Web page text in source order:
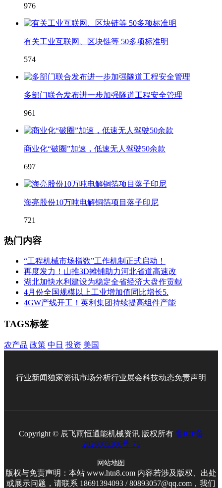
976
有关工业互联网、区块链等 50多项标准明
574
多部门联合发布进一步加强隧道工程安全管理
961
商业化“破圈”加速，低速无人驾驶50余款
697
海亮股份10万吨电解铜箔项目落子印尼
721
热门内容
“工程机械市场指数”工作机制正式启动！
再度发力！山推3D摊铺助力河北省道高速改
湖北加快水利建设为稳定全省经济大盘作贡献
4月份全国规模以上工业增加值同比增长5.
4GW产线开工！英利集团持续提高组件产能
TAGS标签
农产品 政策 中日 投资 美国
行业新闻独家资讯市场分析行业展会科技动态免责声明
Copyright © 辰飞雨恒通能机械资讯 版权所有 鲁ICP备
2026005306号-75
网站地图
版权与免责声明：本站 www.htn8.com 内容若涉及版权、出处
或展示问题，请联系 18691394093 / 80893057@qq.com，我们